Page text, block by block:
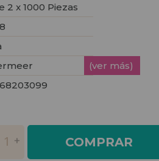
2 x 1000 Piezas
(ver más)
COMPRAR